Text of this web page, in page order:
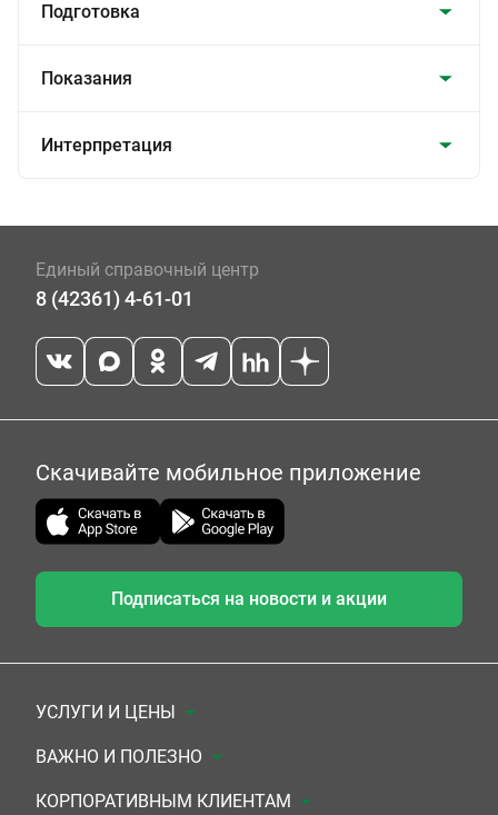
Подготовка
Показания
Интерпретация
Единый справочный центр
8 (42361) 4-61-01
Скачивайте мобильное приложение
Подписаться на новости и акции
УСЛУГИ И ЦЕНЫ
Анализы
Комплексы
ВАЖНО И ПОЛЕЗНО
Документы для заключения договора
КОРПОРАТИВНЫМ КЛИЕНТАМ